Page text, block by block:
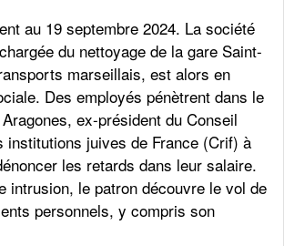
au 19 septembre 2024. La société
du nettoyage de la gare Saint-
marseillais, est alors en
Des employés pénètrent dans le
Aragones, ex-président du Conseil
institutions juives de France (Crif) à
les retards dans leur salaire.
intrusion, le patron découvre le vol de
personnels, y compris son